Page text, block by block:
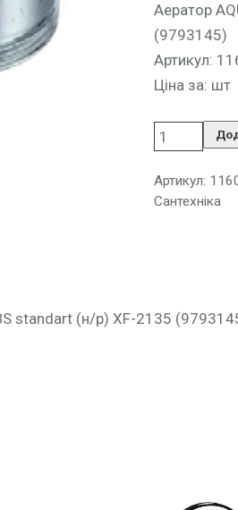
Аератор
(9793145)
Артикул:
Ціна за: шт
Артикул:
Сантехніка
standart (н/р) XF-2135